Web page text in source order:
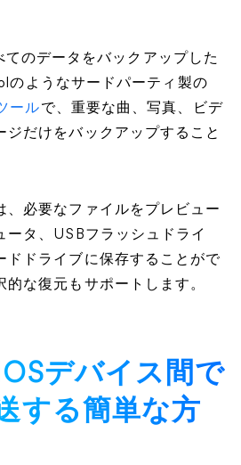
のデータをバックアップした
のようなサードパーティ製の
ールで、重要な曲、写真、ビデ
ジだけをバックアップすること
、必要なファイルをプレビュー
ータ、USBフラッシュドライ
ドドライブに保存することがで
的な復元もサポートします。
デバイス間で
する簡単な方